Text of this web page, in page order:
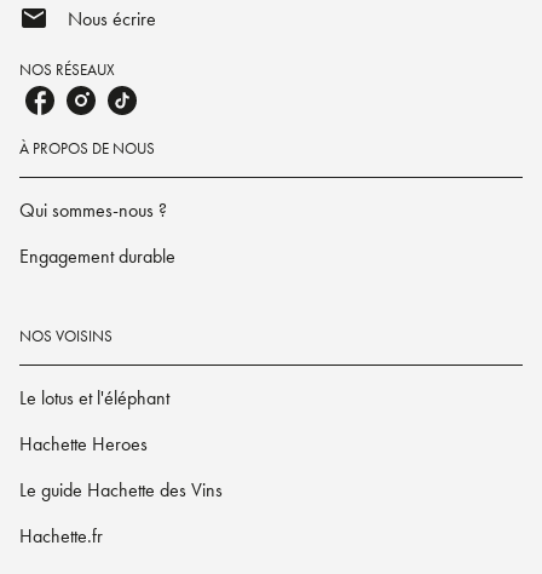
mail Nous écrire
NOS RÉSEAUX
À PROPOS DE NOUS
Qui sommes-nous ?
Engagement durable
NOS VOISINS
Le lotus et l'éléphant
Hachette Heroes
Le guide Hachette des Vins
Hachette.fr